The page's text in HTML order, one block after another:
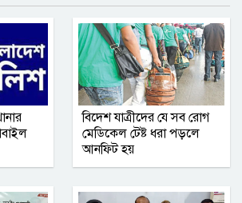
গ্যাস না পেয়ে লক্ষ্মীপুরে সিএনজিচালকদের
সড়ক অবরোধ
রুয়েটে নাটোর জেলা সমিতির নবীনবরণ ও
বিদায় অনুষ্ঠিত
কমলনগরে ‘বিশ্ব মাতৃদুগ্ধ সপ্তাহ ২০২৬’
উদযাপিত
বিদেশ যাত্রীদের যে সব রোগ
মেডিকেল টেষ্ট ধরা পড়লে
আনফিট হয়